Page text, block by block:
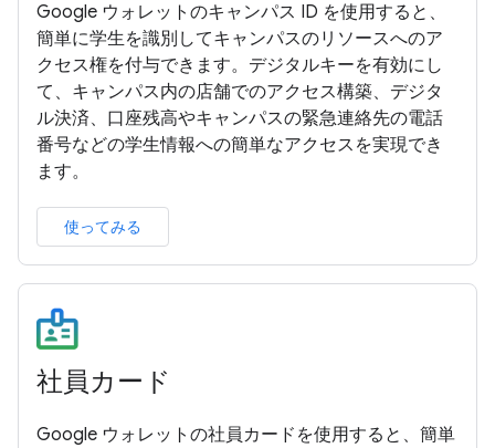
Google ウォレットのキャンパス ID を使用すると、
簡単に学生を識別してキャンパスのリソースへのア
クセス権を付与できます。デジタルキーを有効にし
て、キャンパス内の店舗でのアクセス構築、デジタ
ル決済、口座残高やキャンパスの緊急連絡先の電話
番号などの学生情報への簡単なアクセスを実現でき
ます。
使ってみる
社員カード
Google ウォレットの社員カードを使用すると、簡単